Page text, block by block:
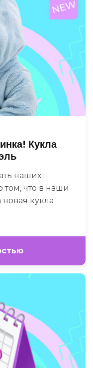
Кукла
наших
том, что в наши
кукла